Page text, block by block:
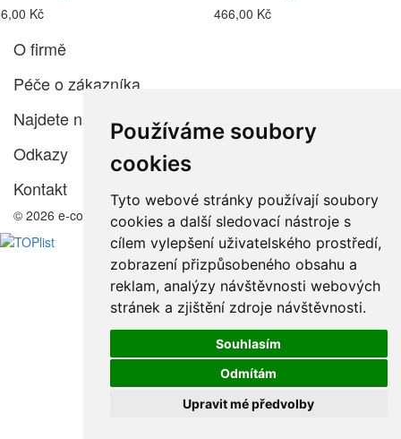
Používáme soubory
cookies
Tyto webové stránky používají soubory
cookies a další sledovací nástroje s
cílem vylepšení uživatelského prostředí,
zobrazení přizpůsobeného obsahu a
reklam, analýzy návštěvnosti webových
stránek a zjištění zdroje návštěvnosti.
Souhlasím
Odmítám
Upravit mé předvolby
Kč 466,00 Kč
O firmě
Péče o zákazníka
Najdete nás
Odkazy
Kontakt
© 2026 e-color.cz